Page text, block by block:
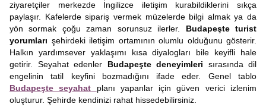
ziyaretçiler merkezde İngilizce iletişim kurabildiklerini sıkça
paylaşır. Kafelerde sipariş vermek müzelerde bilgi almak ya da
yön sormak çoğu zaman sorunsuz ilerler. Budapeşte turist
yorumları şehirdeki iletişim ortamının olumlu olduğunu gösterir.
Halkın yardımsever yaklaşımı kısa diyalogları bile keyifli hale
getirir. Seyahat edenler Budapeşte deneyimleri sırasında dil
engelinin tatil keyfini bozmadığını ifade eder. Genel tablo
Budapeşte seyahat
planı yapanlar için güven verici izlenim
oluşturur. Şehirde kendinizi rahat hissedebilirsiniz.